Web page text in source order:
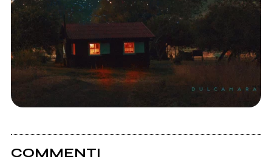
COMMENTI